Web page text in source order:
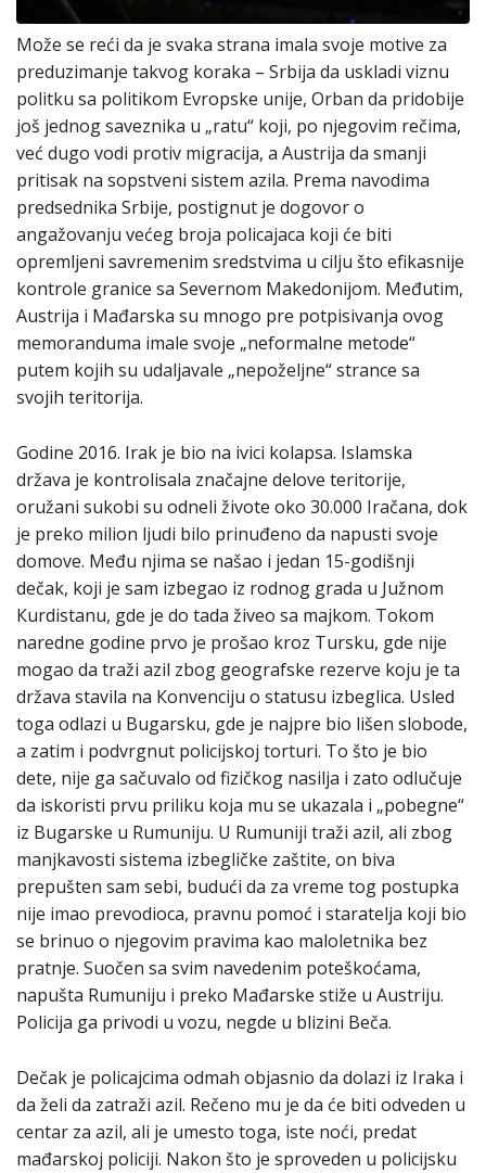
Može se reći da je svaka strana imala svoje motive za
preduzimanje takvog koraka – Srbija da uskladi viznu
politku sa politikom Evropske unije, Orban da pridobije
još jednog saveznika u „ratu“ koji, po njegovim rečima,
već dugo vodi protiv migracija, a Austrija da smanji
pritisak na sopstveni sistem azila. Prema navodima
predsednika Srbije, postignut je dogovor o
angažovanju većeg broja policajaca koji će biti
opremljeni savremenim sredstvima u cilju što efikasnije
kontrole granice sa Severnom Makedonijom. Međutim,
Austrija i Mađarska su mnogo pre potpisivanja ovog
memoranduma imale svoje „neformalne metode“
putem kojih su udaljavale „nepoželjne“ strance sa
svojih teritorija.
Godine 2016. Irak je bio na ivici kolapsa. Islamska
država je kontrolisala značajne delove teritorije,
oružani sukobi su odneli živote oko 30.000 Iračana, dok
je preko milion ljudi bilo prinuđeno da napusti svoje
domove. Među njima se našao i jedan 15-godišnji
dečak, koji je sam izbegao iz rodnog grada u Južnom
Кurdistanu, gde je do tada živeo sa majkom. Tokom
naredne godine prvo je prošao kroz Tursku, gde nije
mogao da traži azil zbog geografske rezerve koju je ta
država stavila na Кonvenciju o statusu izbeglica. Usled
toga odlazi u Bugarsku, gde je najpre bio lišen slobode,
a zatim i podvrgnut policijskoj torturi. To što je bio
dete, nije ga sačuvalo od fizičkog nasilja i zato odlučuje
da iskoristi prvu priliku koja mu se ukazala i „pobegne“
iz Bugarske u Rumuniju. U Rumuniji traži azil, ali zbog
manjkavosti sistema izbegličke zaštite, on biva
prepušten sam sebi, budući da za vreme tog postupka
nije imao prevodioca, pravnu pomoć i staratelja koji bio
se brinuo o njegovim pravima kao maloletnika bez
pratnje. Suočen sa svim navedenim poteškoćama,
napušta Rumuniju i preko Mađarske stiže u Austriju.
Policija ga privodi u vozu, negde u blizini Beča.
Dečak je policajcima odmah objasnio da dolazi iz Iraka i
da želi da zatraži azil. Rečeno mu je da će biti odveden u
centar za azil, ali je umesto toga, iste noći, predat
mađarskoj policiji. Nakon što je sproveden u policijsku